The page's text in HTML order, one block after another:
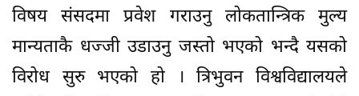
विषय संसदमा प्रवेश गराउनु लोकतान्त्रिक मुल्य
मान्यताकै धज्जी उडाउनु जस्तो भएको भन्दै यसको
विरोध सुरु भएको हो । त्रिभुवन विश्वविद्यालयले